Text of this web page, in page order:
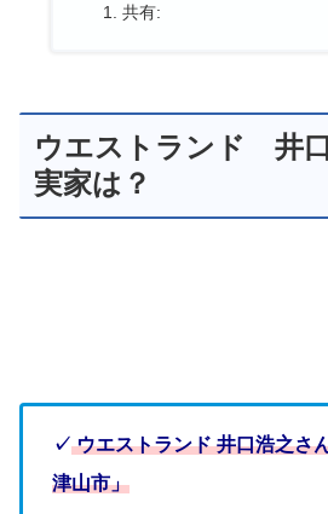
共有:
ウエストランド 井
実家は？
✓ウエストランド 井口浩之さ
津山市」